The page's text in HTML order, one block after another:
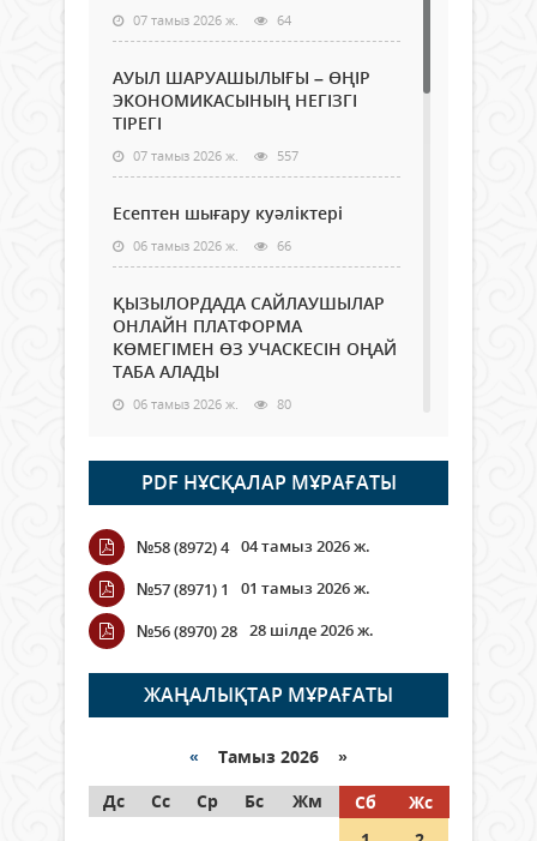
07 тамыз 2026 ж. 64
АУЫЛ ШАРУАШЫЛЫҒЫ – ӨҢІР
ЭКОНОМИКАСЫНЫҢ НЕГІЗГІ
ТІРЕГІ
07 тамыз 2026 ж. 557
Есептен шығару куәліктері
06 тамыз 2026 ж. 66
ҚЫЗЫЛОРДАДА САЙЛАУШЫЛАР
ОНЛАЙН ПЛАТФОРМА
КӨМЕГІМЕН ӨЗ УЧАСКЕСІН ОҢАЙ
ТАБА АЛАДЫ
06 тамыз 2026 ж. 80
Open Air: Қызылорда облысы
полиция департаменті 20
мыңнан астам көрерменнің
қауіпсіздігін қамтамасыз етті
06 тамыз 2026 ж.
Wi-Fi ҚАБЫРҒА АРҚЫЛЫ ҚАЛАЙ
ӨТЕДІ?
06 тамыз 2026 ж. 257
граждане Казахстана,
05 тамыз 2026 ж. 139
PDF НҰСҚАЛАР МҰРАҒАТЫ
№58 (8972) 4 04 тамыз 2026 ж.
№57 (8971) 1
01 тамыз 2026 ж.
№56 (8970) 28 28 шілде 2026 ж.
ЖАҢАЛЫҚТАР МҰРАҒАТЫ
« Тамыз 2026 »
Дс
Сс Ср Бс Жм Сб
Жс